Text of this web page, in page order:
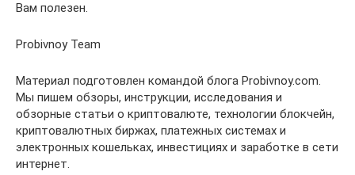
Вам полезен.
Probivnoy Team
Материал подготовлен командой блога Probivnoy.com.
Мы пишем обзоры, инструкции, исследования и
обзорные статьи о криптовалюте, технологии блокчейн,
криптовалютных биржах, платежных системах и
электронных кошельках, инвестициях и заработке в сети
интернет.